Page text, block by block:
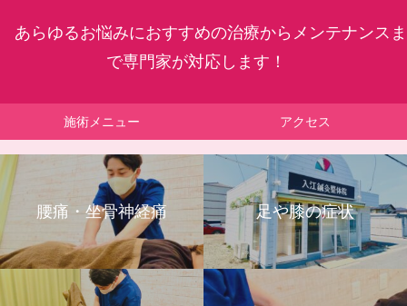
あらゆるお悩みにおすすめの治療からメンテナンスま
で専門家が対応します！
施術メニュー アクセス
腰痛・坐骨神経痛 足や膝の症状